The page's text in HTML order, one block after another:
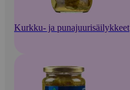
Kurkku- ja punajuurisäilykkeet